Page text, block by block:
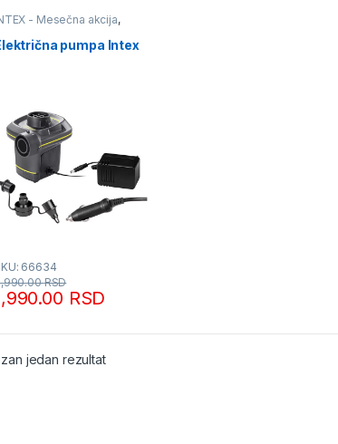
- Mesečna akcija,
pumpa Intex
66634
RSD
RSD
jedan rezultat